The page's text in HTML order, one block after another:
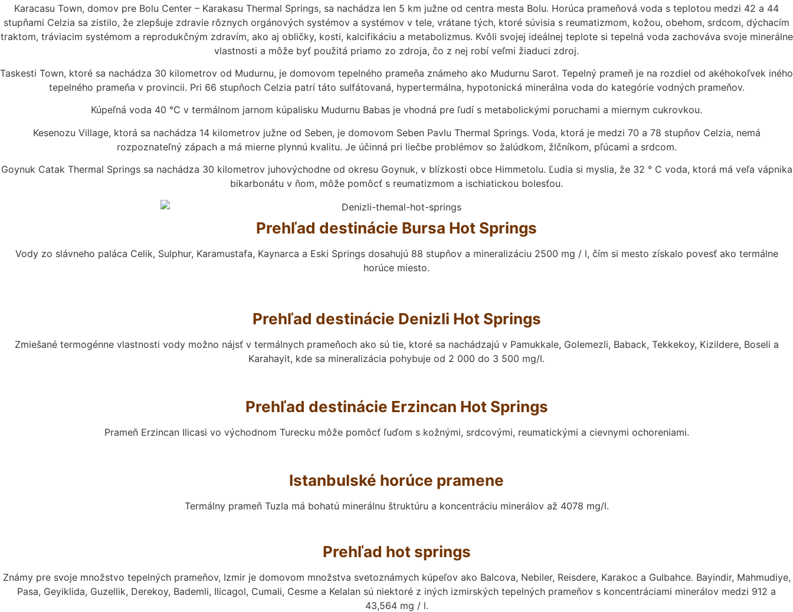
Karacasu Town, domov pre Bolu Center – Karakasu Thermal Springs, sa nachádza len 5 km južne od centra mesta Bolu. Horúca prameňová voda s teplotou medzi 42 a 44
stupňami Celzia sa zistilo, že zlepšuje zdravie rôznych orgánových systémov a systémov v tele, vrátane tých, ktoré súvisia s reumatizmom, kožou, obehom, srdcom, dýchacím
traktom, tráviacim systémom a reprodukčným zdravím, ako aj obličky, kosti, kalcifikáciu a metabolizmus. Kvôli svojej ideálnej teplote si tepelná voda zachováva svoje minerálne
vlastnosti a môže byť použitá priamo zo zdroja, čo z nej robí veľmi žiaduci zdroj.
Taskesti Town, ktoré sa nachádza 30 kilometrov od Mudurnu, je domovom tepelného prameňa známeho ako Mudurnu Sarot. Tepelný prameň je na rozdiel od akéhokoľvek iného
tepelného prameňa v provincii. Pri 66 stupňoch Celzia patrí táto sulfátovaná, hypertermálna, hypotonická minerálna voda do kategórie vodných prameňov.
Kúpeľná voda 40 °C v termálnom jarnom kúpalisku Mudurnu Babas je vhodná pre ľudí s metabolickými poruchami a miernym cukrovkou.
Kesenozu Village, ktorá sa nachádza 14 kilometrov južne od Seben, je domovom Seben Pavlu Thermal Springs. Voda, ktorá je medzi 70 a 78 stupňov Celzia, nemá
rozpoznateľný zápach a má mierne plynnú kvalitu. Je účinná pri liečbe problémov so žalúdkom, žlčníkom, pľúcami a srdcom.
Goynuk Catak Thermal Springs sa nachádza 30 kilometrov juhovýchodne od okresu Goynuk, v blízkosti obce Himmetolu. Ľudia si myslia, že 32 ° C voda, ktorá má veľa vápnika
bikarbonátu v ňom, môže pomôcť s reumatizmom a ischiatickou bolesťou.
Prehľad destinácie Bursa Hot Springs
Vody zo slávneho paláca Celik, Sulphur, Karamustafa, Kaynarca a Eski Springs dosahujú 88 stupňov a mineralizáciu 2500 mg / l, čím si mesto získalo povesť ako termálne
horúce miesto.
Prehľad destinácie Denizli Hot Springs
Zmiešané termogénne vlastnosti vody možno nájsť v termálnych prameňoch ako sú tie, ktoré sa nachádzajú v Pamukkale, Golemezli, Baback, Tekkekoy, Kizildere, Boseli a
Karahayit, kde sa mineralizácia pohybuje od 2 000 do 3 500 mg/l.
Prehľad destinácie Erzincan Hot Springs
Prameň Erzincan Ilicasi vo východnom Turecku môže pomôcť ľuďom s kožnými, srdcovými, reumatickými a cievnymi ochoreniami.
Istanbulské horúce pramene
Termálny prameň Tuzla má bohatú minerálnu štruktúru a koncentráciu minerálov až 4078 mg/l.
Prehľad hot springs
Známy pre svoje množstvo tepelných prameňov, Izmir je domovom množstva svetoznámych kúpeľov ako Balcova, Nebiler, Reisdere, Karakoc a Gulbahce. Bayindir, Mahmudiye,
Pasa, Geyiklida, Guzellik, Derekoy, Bademli, Ilicagol, Cumali, Cesme a Kelalan sú niektoré z iných izmirských tepelných prameňov s koncentráciami minerálov medzi 912 a
43,564 mg / l.